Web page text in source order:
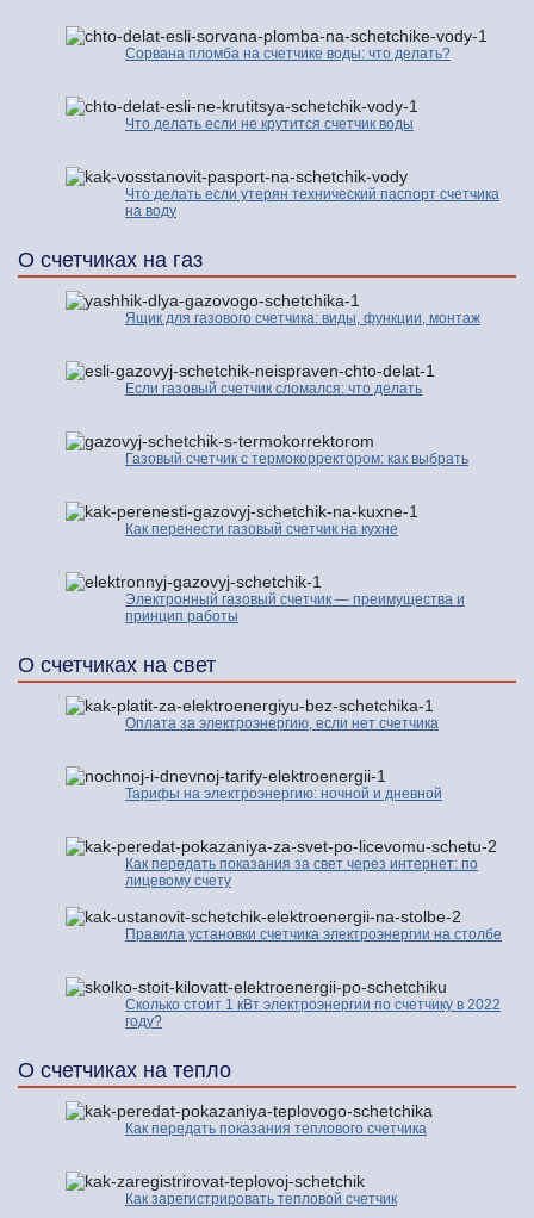
Сорвана пломба на счетчике воды: что делать?
Что делать если не крутится счетчик воды
Что делать если утерян технический паспорт счетчика
на воду
О счетчиках на газ
Ящик для газового счетчика: виды, функции, монтаж
Если газовый счетчик сломался: что делать
Газовый счетчик с термокорректором: как выбрать
Как перенести газовый счетчик на кухне
Электронный газовый счетчик — преимущества и
принцип работы
О счетчиках на свет
Оплата за электроэнергию, если нет счетчика
Тарифы на электроэнергию: ночной и дневной
Как передать показания за свет через интернет: по
лицевому счету
Правила установки счетчика электроэнергии на столбе
Сколько стоит 1 кВт электроэнергии по счетчику в 2022
году?
О счетчиках на тепло
Как передать показания теплового счетчика
Как зарегистрировать тепловой счетчик